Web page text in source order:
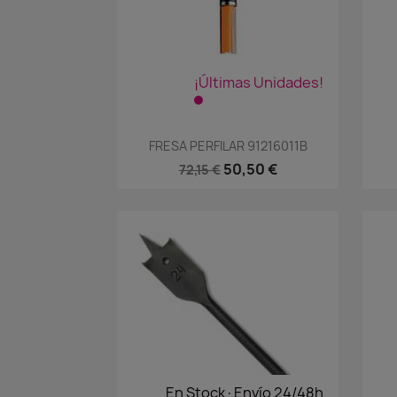
¡Últimas Unidades!
Vista rápida
FRESA PERFILAR 91216011B
72,15 € 50,50 €
En Stock·Envío 24/48h